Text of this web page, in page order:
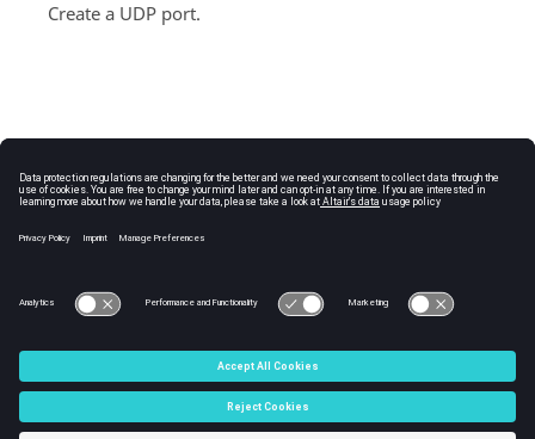
Create a UDP port.
C:\Users\tajima\GIT_DITA_OT\new-skin\DITA-